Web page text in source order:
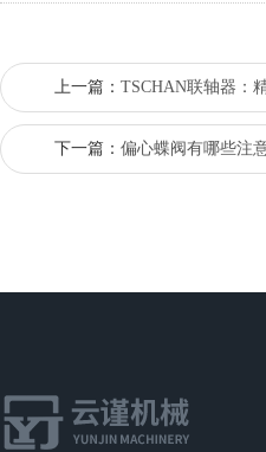
上一篇： TSCHAN联轴器：
下一篇： 偏心蝶阀有哪些注